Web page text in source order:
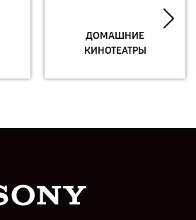
ДОМАШНИЕ
КИНОТЕАТРЫ